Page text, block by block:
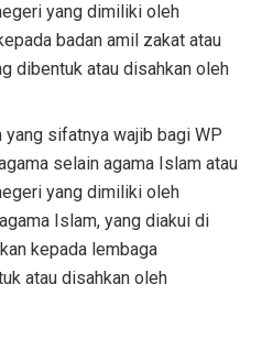
yang dimiliki oleh
badan amil zakat atau
dibentuk atau disahkan oleh
yang sifatnya wajib bagi WP
selain agama Islam atau
yang dimiliki oleh
Islam, yang diakui di
kepada lembaga
atau disahkan oleh